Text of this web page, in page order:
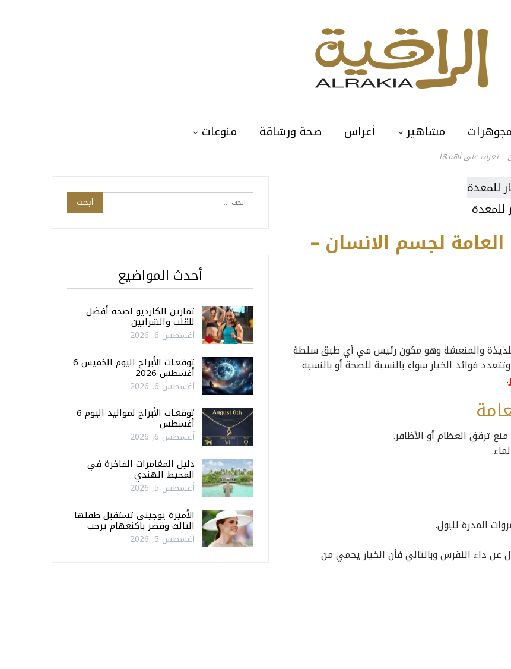
مجوهرات مشاهير أعراس صحة ورشاقة منوعات
– تعرف على أهمها
للمعدة
لجسم الانسان –
اللذيذة والمنعشة وهو مكون رئيس في أي طبق سلطة
فوائد الخيار سواء بالنسبة للصحة أو بالنسبة
.
ترقق العظام أو الأظافر.
المدرة للبول.
داء النقرس وبالتالي فأن الخيار يحمي من
أحدث المواضيع
تمارين الكارديو لصحة أفضل
للقلب والشرايين
أغسطس 6, 2026
توقعـات الأبراج اليوم الخميس 6
أغسطس 2026
أغسطس 6, 2026
توقعـات الأبراج لمواليد اليوم 6
أغسطس
أغسطس 6, 2026
دليل المغامرات الفاخرة في
المحيط الهندي
أغسطس 5, 2026
الأميرة يوجيني تستقبل طفلها
الثالث وقصر باكنغهام يرحب
أغسطس 5, 2026